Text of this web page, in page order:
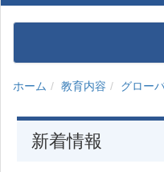
ホーム 教育内容 グロー
新着情報